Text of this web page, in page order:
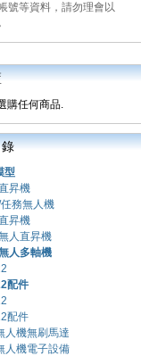
號等資料，請勿理會以
購任何商品.
型
昇機
務無人機
昇機
人直昇機
人多軸機
配件
配件
人機無刷馬達
人機電子設備